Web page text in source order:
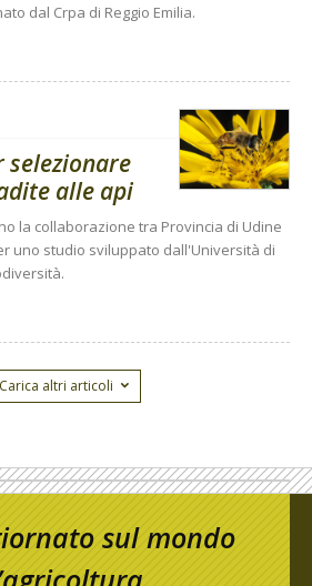
dal Crpa di Reggio Emilia.
selezionare
alle api
la collaborazione tra Provincia di Udine
uno studio sviluppato dall'Università di
Carica altri articoli
sul mondo